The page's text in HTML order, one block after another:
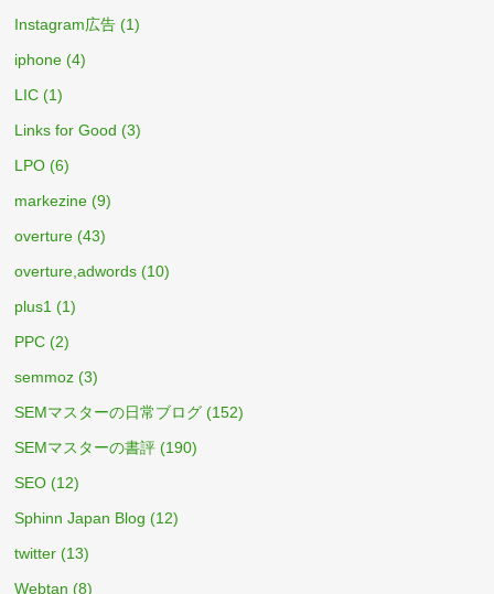
Instagram広告 (1)
iphone (4)
LIC (1)
Links for Good (3)
LPO (6)
markezine (9)
overture (43)
overture,adwords (10)
plus1 (1)
PPC (2)
semmoz (3)
SEMマスターの日常ブログ (152)
SEMマスターの書評 (190)
SEO (12)
Sphinn Japan Blog (12)
twitter (13)
Webtan (8)